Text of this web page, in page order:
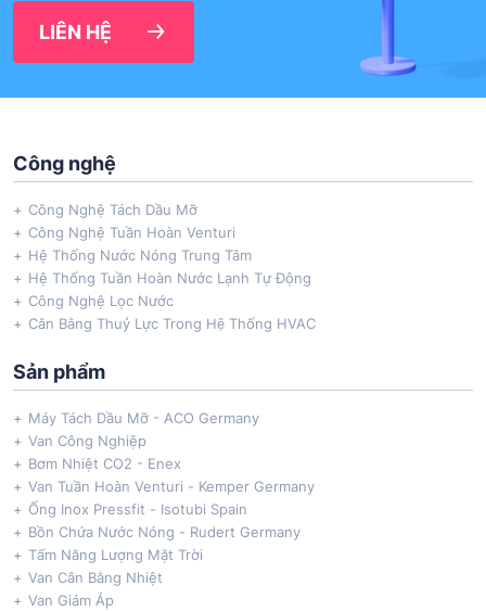
LIÊN HỆ
Công nghệ
Công Nghệ Tách Dầu Mỡ
Công Nghệ Tuần Hoàn Venturi
Hệ Thống Nước Nóng Trung Tâm
Hệ Thống Tuần Hoàn Nước Lạnh Tự Động
Công Nghệ Lọc Nước
Cân Bằng Thuỷ Lực Trong Hệ Thống HVAC
Sản phẩm
Máy Tách Dầu Mỡ - ACO Germany
Van Công Nghiệp
Bơm Nhiệt CO2 - Enex
Van Tuần Hoàn Venturi - Kemper Germany
Ống Inox Pressfit - Isotubi Spain
Bồn Chứa Nước Nóng - Rudert Germany
Tấm Năng Lượng Mặt Trời
Van Cân Bằng Nhiệt
Van Giảm Áp